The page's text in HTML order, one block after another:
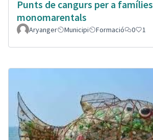
Punts de cangurs per a famílies
monomarentals
Aryanger Municipi Formació 0 1